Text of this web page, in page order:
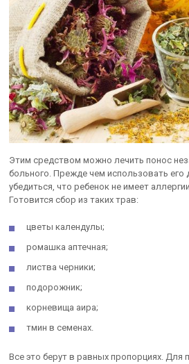
Этим средством можно лечить понос
больного. Прежде чем использовать его
убедиться, что ребенок не имеет
Готовится сбор из таких трав:
цветы календулы;
ромашка аптечная;
листва черники;
подорожник;
корневища аира;
тмин в семенах.
Все это берут в равных пропорциях. Для